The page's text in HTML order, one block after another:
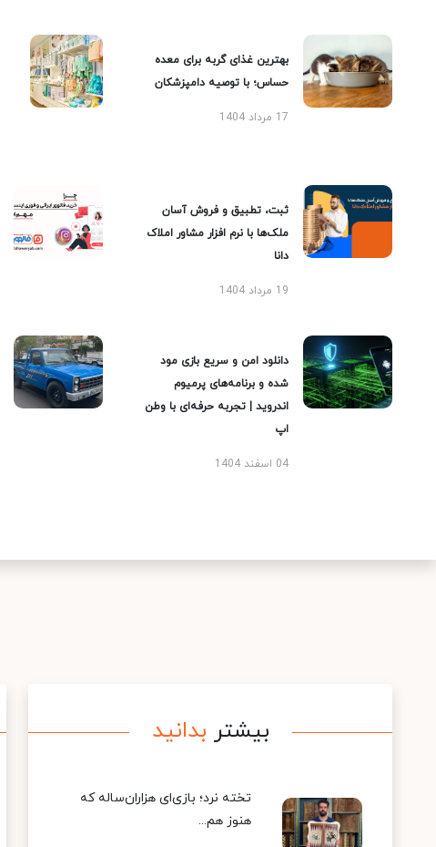
بهترین غذای گربه برای معده
حساس؛ با توصیه دامپزشکان
17 مرداد 1404
ثبت، تطبیق و فروش آسان
ملک‌ها با نرم افزار مشاور املاک
دانا
19 مرداد 1404
دانلود امن و سریع بازی مود
شده و برنامه‌های پرمیوم
اندروید | تجربه حرفه‌ای با وطن
اپ
04 اسفند 1404
بیشتر بدانید
تخته نرد؛ بازی‌ای هزاران‌ساله که
هنوز هم...